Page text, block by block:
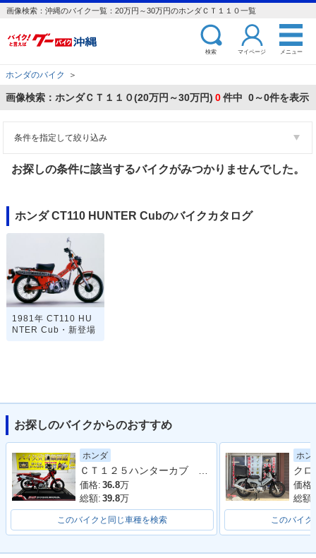
画像検索：沖縄のバイク一覧：20万円～30万円のホンダＣＴ１１０一覧
検索 マイページ メニュー
ホンダのバイク ＞
画像検索：ホンダＣＴ１１０(20万円～30万円) 0件中 0～0件を表示
条件を指定して絞り込み
お探しの条件に該当するバイクがみつかりませんでした。
ホンダ CT110 HUNTER Cubのバイクカタログ
1981年 CT110 HU
NTER Cub・新登場
お探しのバイクからのおすすめ
ホンダ
ＣＴ１２５ハンターカブ ＪＡ５５型 ２０２０年モデル 社外シート ヘッドライト スペアキー サイドスタンド センタースタンド
価格: 36.8万
総額: 39.8万
このバイクと同じ車種を検索
ホン
価格:
総額:
このバイク